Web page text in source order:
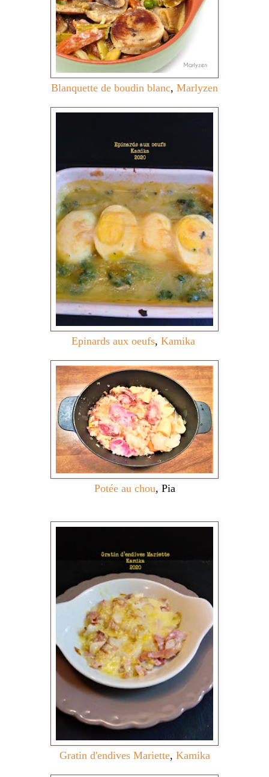
Blanquette de boudin blanc, Marlyzen
Epinards aux oeufs, Kamika
Potée au chou, Pia
Gratin d'endives Mariette, Kamika